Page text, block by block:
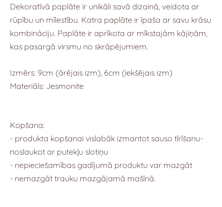
Dekoratīvā paplāte ir unikāli savā dizainā, veidota ar
rūpību un mīlestību. Katra paplāte ir īpaša ar savu krāsu
kombināciju. Paplāte ir aprīkota ar mīkstajām kājiņām,
kas pasargā virsmu no skrāpējumiem.
Izmērs: 9cm (ārējais izm), 6cm (iekšējais izm)
Materiāls: Jesmonite
Kopšana:
- produkta kopšanai vislabāk izmantot sauso tīrīšanu-
noslaukot ar putekļu slotiņu
- nepieciešamības gadījumā produktu var mazgāt
- nemazgāt trauku mazgājamā mašīnā.